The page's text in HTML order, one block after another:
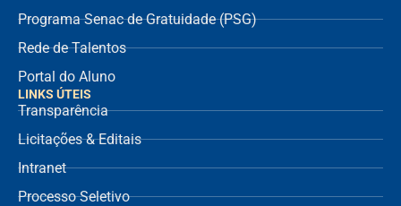
Programa Senac de Gratuidade (PSG)
Rede de Talentos
Portal do Aluno
LINKS ÚTEIS
Transparência
Licitações & Editais
Intranet
Processo Seletivo